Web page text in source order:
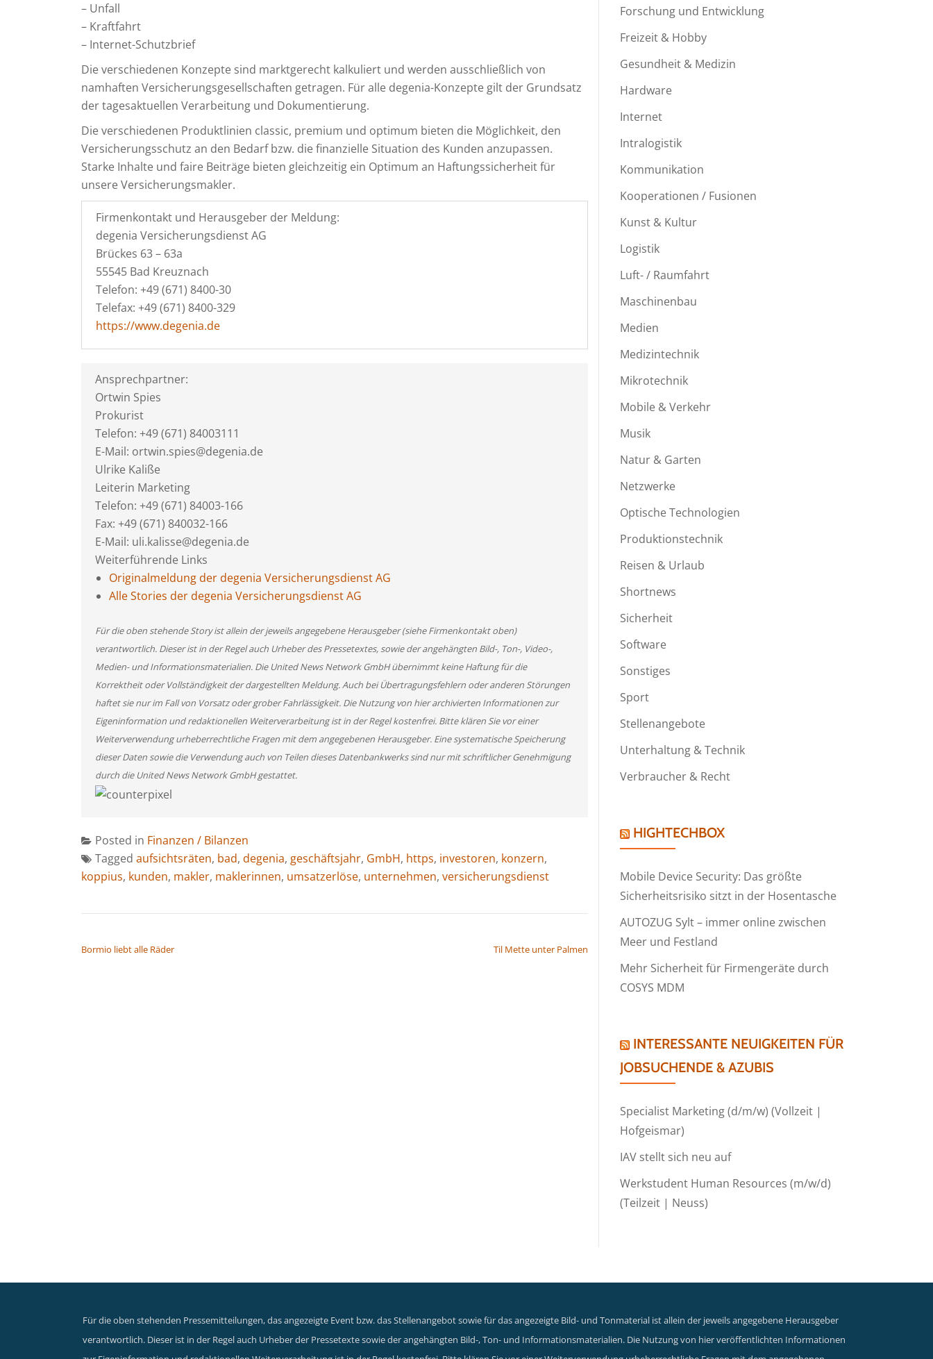
– Unfall
– Kraftfahrt
– Internet-Schutzbrief
Die verschiedenen Konzepte sind marktgerecht kalkuliert und werden ausschließlich von
namhaften Versicherungsgesellschaften getragen. Für alle degenia-Konzepte gilt der Grundsatz
der tagesaktuellen Verarbeitung und Dokumentierung.
Die verschiedenen Produktlinien classic, premium und optimum bieten die Möglichkeit, den
Versicherungsschutz an den Bedarf bzw. die finanzielle Situation des Kunden anzupassen.
Starke Inhalte und faire Beiträge bieten gleichzeitig ein Optimum an Haftungssicherheit für
unsere Versicherungsmakler.
Firmenkontakt und Herausgeber der Meldung:
degenia Versicherungsdienst AG
Brückes 63 – 63a
55545 Bad Kreuznach
Telefon: +49 (671) 8400-30
Telefax: +49 (671) 8400-329
https://www.degenia.de
Ansprechpartner:
Ortwin Spies
Prokurist
Telefon: +49 (671) 84003111
E-Mail: ortwin.spies@degenia.de
Ulrike Kaliße
Leiterin Marketing
Telefon: +49 (671) 84003-166
Fax: +49 (671) 840032-166
E-Mail: uli.kalisse@degenia.de
Weiterführende Links
Originalmeldung der degenia Versicherungsdienst AG
Alle Stories der degenia Versicherungsdienst AG
Für die oben stehende Story ist allein der jeweils angegebene Herausgeber (siehe Firmenkontakt oben)
verantwortlich. Dieser ist in der Regel auch Urheber des Pressetextes, sowie der angehängten Bild-, Ton-, Video-,
Medien- und Informationsmaterialien. Die United News Network GmbH übernimmt keine Haftung für die
Korrektheit oder Vollständigkeit der dargestellten Meldung. Auch bei Übertragungsfehlern oder anderen Störungen
haftet sie nur im Fall von Vorsatz oder grober Fahrlässigkeit. Die Nutzung von hier archivierten Informationen zur
Eigeninformation und redaktionellen Weiterverarbeitung ist in der Regel kostenfrei. Bitte klären Sie vor einer
Weiterverwendung urheberrechtliche Fragen mit dem angegebenen Herausgeber. Eine systematische Speicherung
dieser Daten sowie die Verwendung auch von Teilen dieses Datenbankwerks sind nur mit schriftlicher Genehmigung
durch die United News Network GmbH gestattet.
Posted in Finanzen / Bilanzen
Tagged aufsichtsräten, bad, degenia, geschäftsjahr, GmbH, https, investoren, konzern,
koppius, kunden, makler, maklerinnen, umsatzerlöse, unternehmen, versicherungsdienst
Bormio liebt alle Räder Til Mette unter Palmen
Forschung und Entwicklung
Freizeit & Hobby
Gesundheit & Medizin
Hardware
Internet
Intralogistik
Kommunikation
Kooperationen / Fusionen
Kunst & Kultur
Logistik
Luft- / Raumfahrt
Maschinenbau
Medien
Medizintechnik
Mikrotechnik
Mobile & Verkehr
Musik
Natur & Garten
Netzwerke
Optische Technologien
Produktionstechnik
Reisen & Urlaub
Shortnews
Sicherheit
Software
Sonstiges
Sport
Stellenangebote
Unterhaltung & Technik
Verbraucher & Recht
HIGHTECHBOX
Mobile Device Security: Das größte
Sicherheitsrisiko sitzt in der Hosentasche
AUTOZUG Sylt – immer online zwischen
Meer und Festland
Mehr Sicherheit für Firmengeräte durch
COSYS MDM
INTERESSANTE NEUIGKEITEN FÜR
JOBSUCHENDE & AZUBIS
Specialist Marketing (d/m/w) (Vollzeit |
Hofgeismar)
IAV stellt sich neu auf
Werkstudent Human Resources (m/w/d)
(Teilzeit | Neuss)
Für die oben stehenden Pressemitteilungen, das angezeigte Event bzw. das Stellenangebot sowie für das angezeigte Bild- und Tonmaterial ist allein der jeweils angegebene Herausgeber
verantwortlich. Dieser ist in der Regel auch Urheber der Pressetexte sowie der angehängten Bild-, Ton- und Informationsmaterialien. Die Nutzung von hier veröffentlichten Informationen